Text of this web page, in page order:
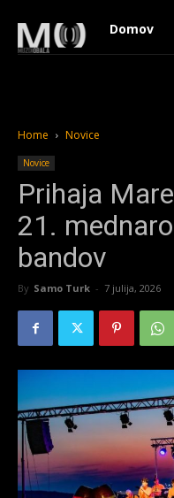
Domov
Home Novice
Novice
Prihaja
21.
bandov
By Samo Turk - 7 julija, 2026